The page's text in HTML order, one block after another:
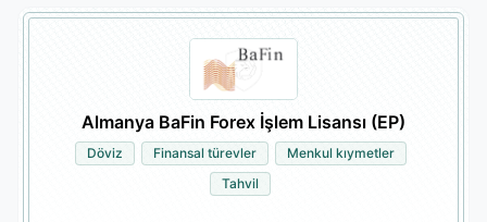
Almanya BaFin Forex İşlem Lisansı (EP)
Döviz Finansal türevler
Menkul kıymetler
Tahvil